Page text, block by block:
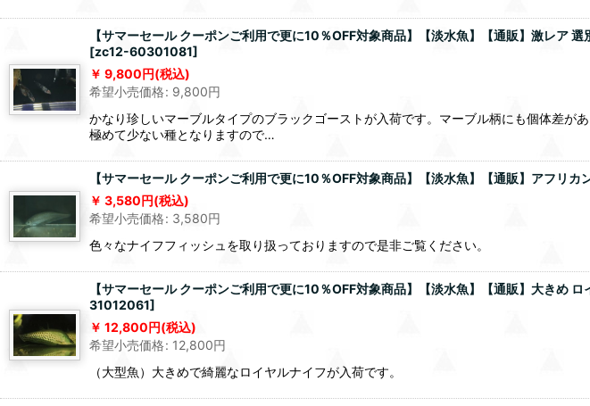
【サマーセール クーポンご利用で更に10％OFF対象商品】【淡水魚】【通販】激レ
[zc12-60301081]
9,800円(税込)
希望小売価格: 9,800円
かなり珍しいマーブルタイプのブラックゴーストが入荷です。マーブル柄にも個体差
極めて少ない種となりますので…
【サマーセール クーポンご利用で更に10％OFF対象商品】【淡水魚】【通販】アフ
3,580円(税込)
希望小売価格: 3,580円
色々なナイフフィッシュを取り扱っておりますので是非ご覧ください。
【サマーセール クーポンご利用で更に10％OFF対象商品】【淡水魚】【通販】大きめ
31012061]
12,800円(税込)
希望小売価格: 12,800円
（大型魚）大きめで綺麗なロイヤルナイフが入荷です。